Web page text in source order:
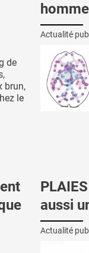
de
brun,
le
Actualité
aussi
Actualité